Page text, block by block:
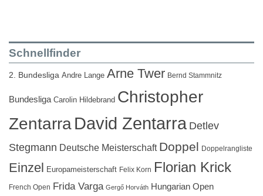
Schnellfinder
2. Bundesliga Andre Lange Arne Twer Bernd Stammnitz
Bundesliga Carolin Hildebrand Christopher
ZentarraDavid Zentarra Detlev
Stegmann Deutsche Meisterschaft Doppel Doppelrangliste
Einzel Europameisterschaft Felix Korn Florian Krick
French Open Frida Varga Gergő Horváth Hungarian Open